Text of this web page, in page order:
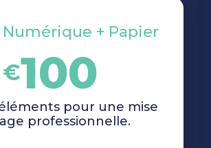
+ Papier
€100
pour une mise
professionnelle.